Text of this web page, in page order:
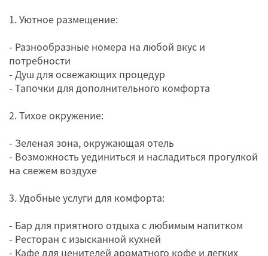
1. Уютное размещение:
- Разнообразные номера на любой вкус и
потребности
- Душ для освежающих процедур
- Тапочки для дополнительного комфорта
2. Тихое окружение:
- Зеленая зона, окружающая отель
- Возможность уединиться и насладиться прогулкой
на свежем воздухе
3. Удобные услуги для комфорта:
- Бар для приятного отдыха с любимым напитком
- Ресторан с изысканной кухней
- Кафе для ценителей ароматного кофе и легких